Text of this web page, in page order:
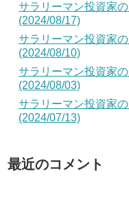
サラリーマン投資家
(2024/08/17)
サラリーマン投資家
(2024/08/10)
サラリーマン投資家
(2024/08/03)
サラリーマン投資家
(2024/07/13)
最近のコメント